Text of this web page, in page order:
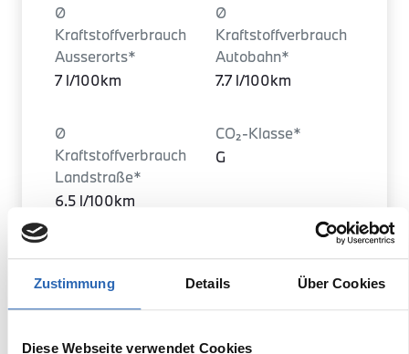
Zustimmung Details Über Cookies
Diese Webseite verwendet Cookies
Ø
Kraftstoffverbrauch
Ausserorts*
7 l/100km
Ø
Kraftstoffverbrauch
Autobahn*
7.7 l/100km
Ø
Kraftstoffverbrauch
Landstraße*
6.5 l/100km
CO₂-Klasse*
G
kombiniert*
Türen
5